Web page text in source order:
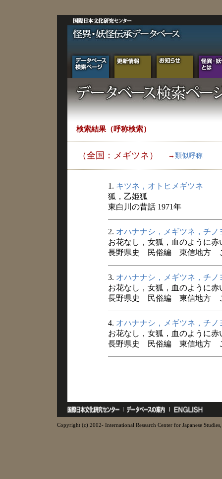
検索結果（呼称検索）
（全国：メギツネ） → 類似呼称
1. キツネ，オトヒメギツネ
狐，乙姫狐
東白川の昔話 1971年
2. オハナナシ，メギツネ，チノ
お花なし，女狐，血のように赤
長野県史 民俗編 東信地方 こ
3. オハナナシ，メギツネ，チノ
お花なし，女狐，血のように赤
長野県史 民俗編 東信地方 こ
4. オハナナシ，メギツネ，チノ
お花なし，女狐，血のように赤
長野県史 民俗編 東信地方 こ
Copyright (c) 2002- International Research Center for Japanese